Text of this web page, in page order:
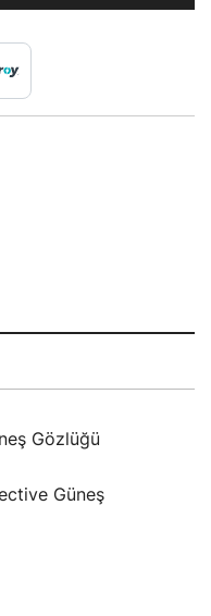
Gözlüğü
Güneş